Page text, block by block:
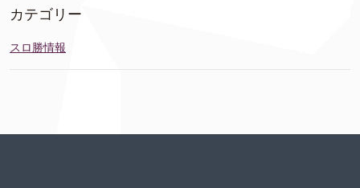
カテゴリー
スロ勝情報